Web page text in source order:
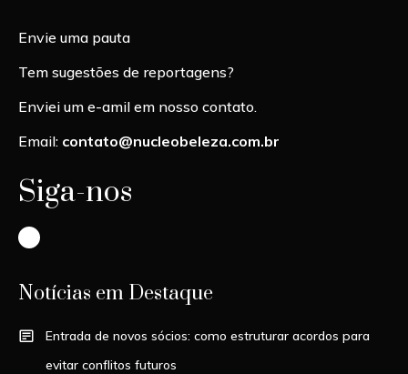
Envie uma pauta
Tem sugestões de reportagens?
Enviei um e-amil em nosso contato.
Email: contato@nucleobeleza.com.br
Siga-nos
Instagram
Notícias em Destaque
Entrada de novos sócios: como estruturar acordos para
evitar conflitos futuros